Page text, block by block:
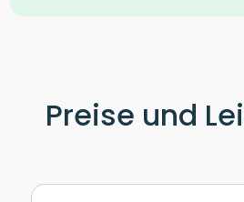
Preise und